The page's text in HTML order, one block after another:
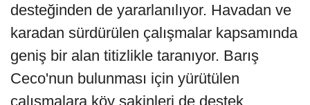
desteğinden de yararlanılıyor. Havadan ve
karadan sürdürülen çalışmalar kapsamında
geniş bir alan titizlikle taranıyor. Barış
Ceco'nun bulunması için yürütülen
çalışmalara köy sakinleri de destek